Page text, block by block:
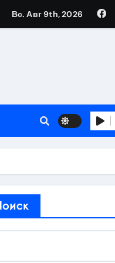
по выбору
Вс. Авг 9th, 2026